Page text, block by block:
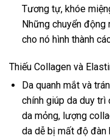
Tương tự, khóe
Những chuyển
cho nó hình thành
Thiếu Collagen và
Da quanh mắt và
chính giúp da duy trì
da mỏng, lượng
da dễ bị mất độ đàn